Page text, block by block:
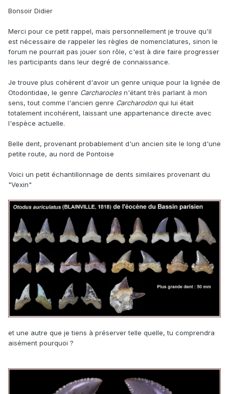
Bonsoir Didier
Merci pour ce petit rappel, mais personnellement je trouve qu'il
est nécessaire de rappeler les règles de nomenclatures, sinon le
forum ne pourrait pas jouer son rôle, c'est à dire faire progresser
les participants dans leur degré de connaissance.
Je trouve plus cohérent d'avoir un genre unique pour la lignée de
Otodontidae, le genre Carcharoclesn'étant très parlant à mon
sens, tout comme l'ancien genre Carcharodon qui lui était
totalement incohérent, laissant une appartenance directe avec
l'espèce actuelle.
Belle dent, provenant probablement d'un ancien site le long d'une
petite route, au nord de Pontoise
Voici un petit échantillonnage de dents similaires provenant du
"Vexin"
et une autre que je tiens à préserver telle quelle, tu comprendra
aisément pourquoi ?